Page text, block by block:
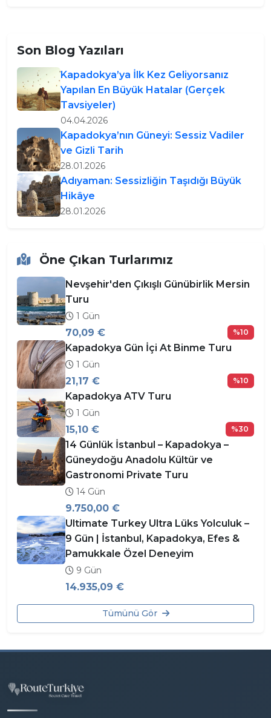
Son Blog Yazıları
Kapadokya’ya İlk Kez Geliyorsanız
Yapılan En Büyük Hatalar (Gerçek
Tavsiyeler)
04.04.2026
Kapadokya’nın Güneyi: Sessiz Vadiler
ve Gizli Tarih
28.01.2026
Adıyaman: Sessizliğin Taşıdığı Büyük
Hikâye
28.01.2026
Öne Çıkan Turlarımız
Nevşehir'den Çıkışlı Günübirlik Mersin
Turu
1 Gün
70,09 € %10
Kapadokya Gün İçi At Binme Turu
1 Gün
21,17 € %10
Kapadokya ATV Turu
1 Gün
15,10 € %30
14 Günlük İstanbul – Kapadokya –
Güneydoğu Anadolu Kültür ve
Gastronomi Private Turu
14 Gün
9.750,00 €
Ultimate Turkey Ultra Lüks Yolculuk –
9 Gün | İstanbul, Kapadokya, Efes &
Pamukkale Özel Deneyim
9 Gün
14.935,09 €
Tümünü Gör